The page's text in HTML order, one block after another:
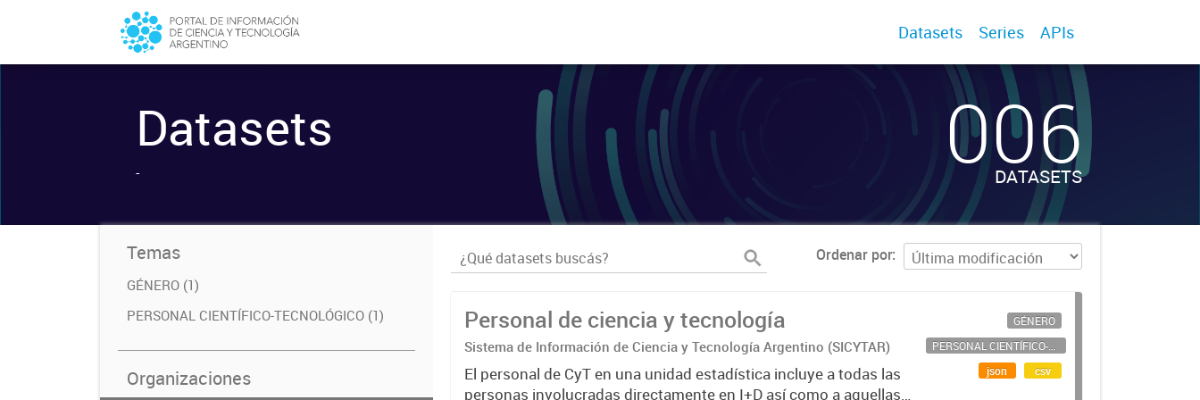
Datasets Series APIs
Datasets
- 006
DATASETS
Temas
GÉNERO (1)
PERSONAL CIENTÍFICO-TECNOLÓGICO (1)
Organizaciones
Ordenar por
Personal de ciencia y tecnología
Sistema de Información de Ciencia y Tecnología Argentino (SICYTAR)
El personal de CyT en una unidad estadística incluye a todas las
personas involucradas directamente en I+D así como a aquellas
GÉNERO
PERSONAL CIENTÍFICO-TECNOLÓGICO
json
csv